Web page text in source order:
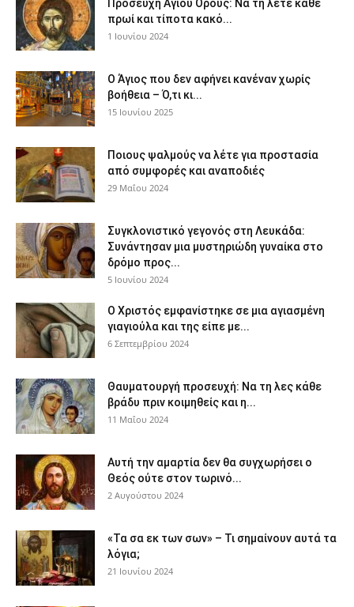
Προσευχή Αγίου Όρους: Να τη λέτε κάθε
πρωί και τίποτα κακό...
1 Ιουνίου 2024
Ο Άγιος που δεν αφήνει κανέναν χωρίς
βοήθεια – Ό,τι κι...
15 Ιουνίου 2025
Ποιους ψαλμούς να λέτε για προστασία
από συμφορές και αναποδιές
29 Μαΐου 2024
Συγκλονιστικό γεγονός στη Λευκάδα:
Συνάντησαν μια μυστηριώδη γυναίκα στο
δρόμο προς...
5 Ιουνίου 2024
Ο Χριστός εμφανίστηκε σε μια αγιασμένη
γιαγιούλα και της είπε με...
6 Σεπτεμβρίου 2024
Θαυματουργή προσευχή: Να τη λες κάθε
βράδυ πριν κοιμηθείς και η...
11 Μαΐου 2024
Αυτή την αμαρτία δεν θα συγχωρήσει ο
Θεός ούτε στον τωρινό...
2 Αυγούστου 2024
«Τα σα εκ των σων» – Τι σημαίνουν αυτά τα
λόγια;
21 Ιουνίου 2024